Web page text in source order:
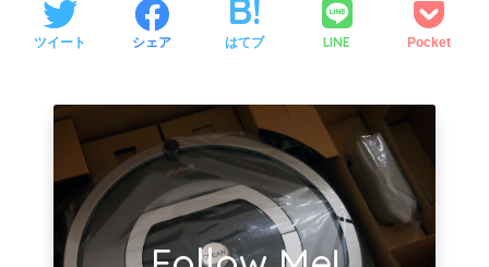
ツイート シェア はてブ LINE Pocket